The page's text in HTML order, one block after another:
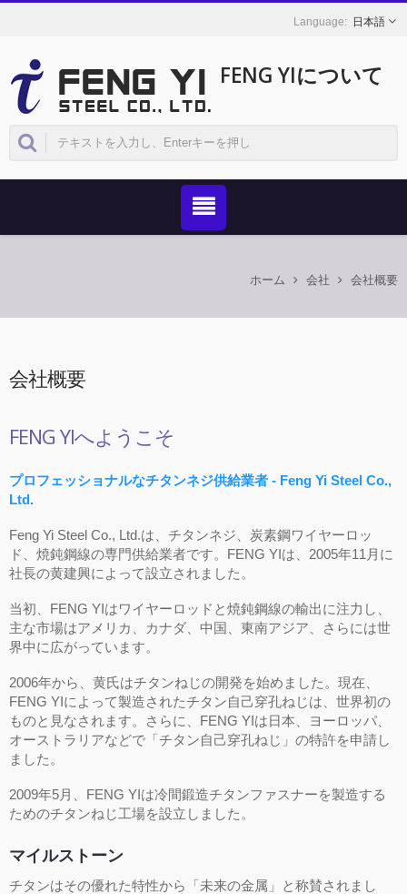
日本語
FENG YIについて
ホーム 会社 会社概要
会社概要
FENG YIへようこそ
プロフェッショナルなチタンネジ供給業者 - Feng Yi Steel Co.,
Ltd.
Feng Yi Steel Co., Ltd.は、チタンネジ、炭素鋼ワイヤーロッ
ド、焼鈍鋼線の専門供給業者です。FENG YIは、2005年11月に
社長の黄建興によって設立されました。
当初、FENG YIはワイヤーロッドと焼鈍鋼線の輸出に注力し、
主な市場はアメリカ、カナダ、中国、東南アジア、さらには世
界中に広がっています。
2006年から、黄氏はチタンねじの開発を始めました。現在、
FENG YIによって製造されたチタン自己穿孔ねじは、世界初の
ものと見なされます。さらに、FENG YIは日本、ヨーロッパ、
オーストラリアなどで「チタン自己穿孔ねじ」の特許を申請し
ました。
2009年5月、FENG YIは冷間鍛造チタンファスナーを製造する
ためのチタンねじ工場を設立しました。
マイルストーン
チタンはその優れた特性から「未来の金属」と称賛されまし